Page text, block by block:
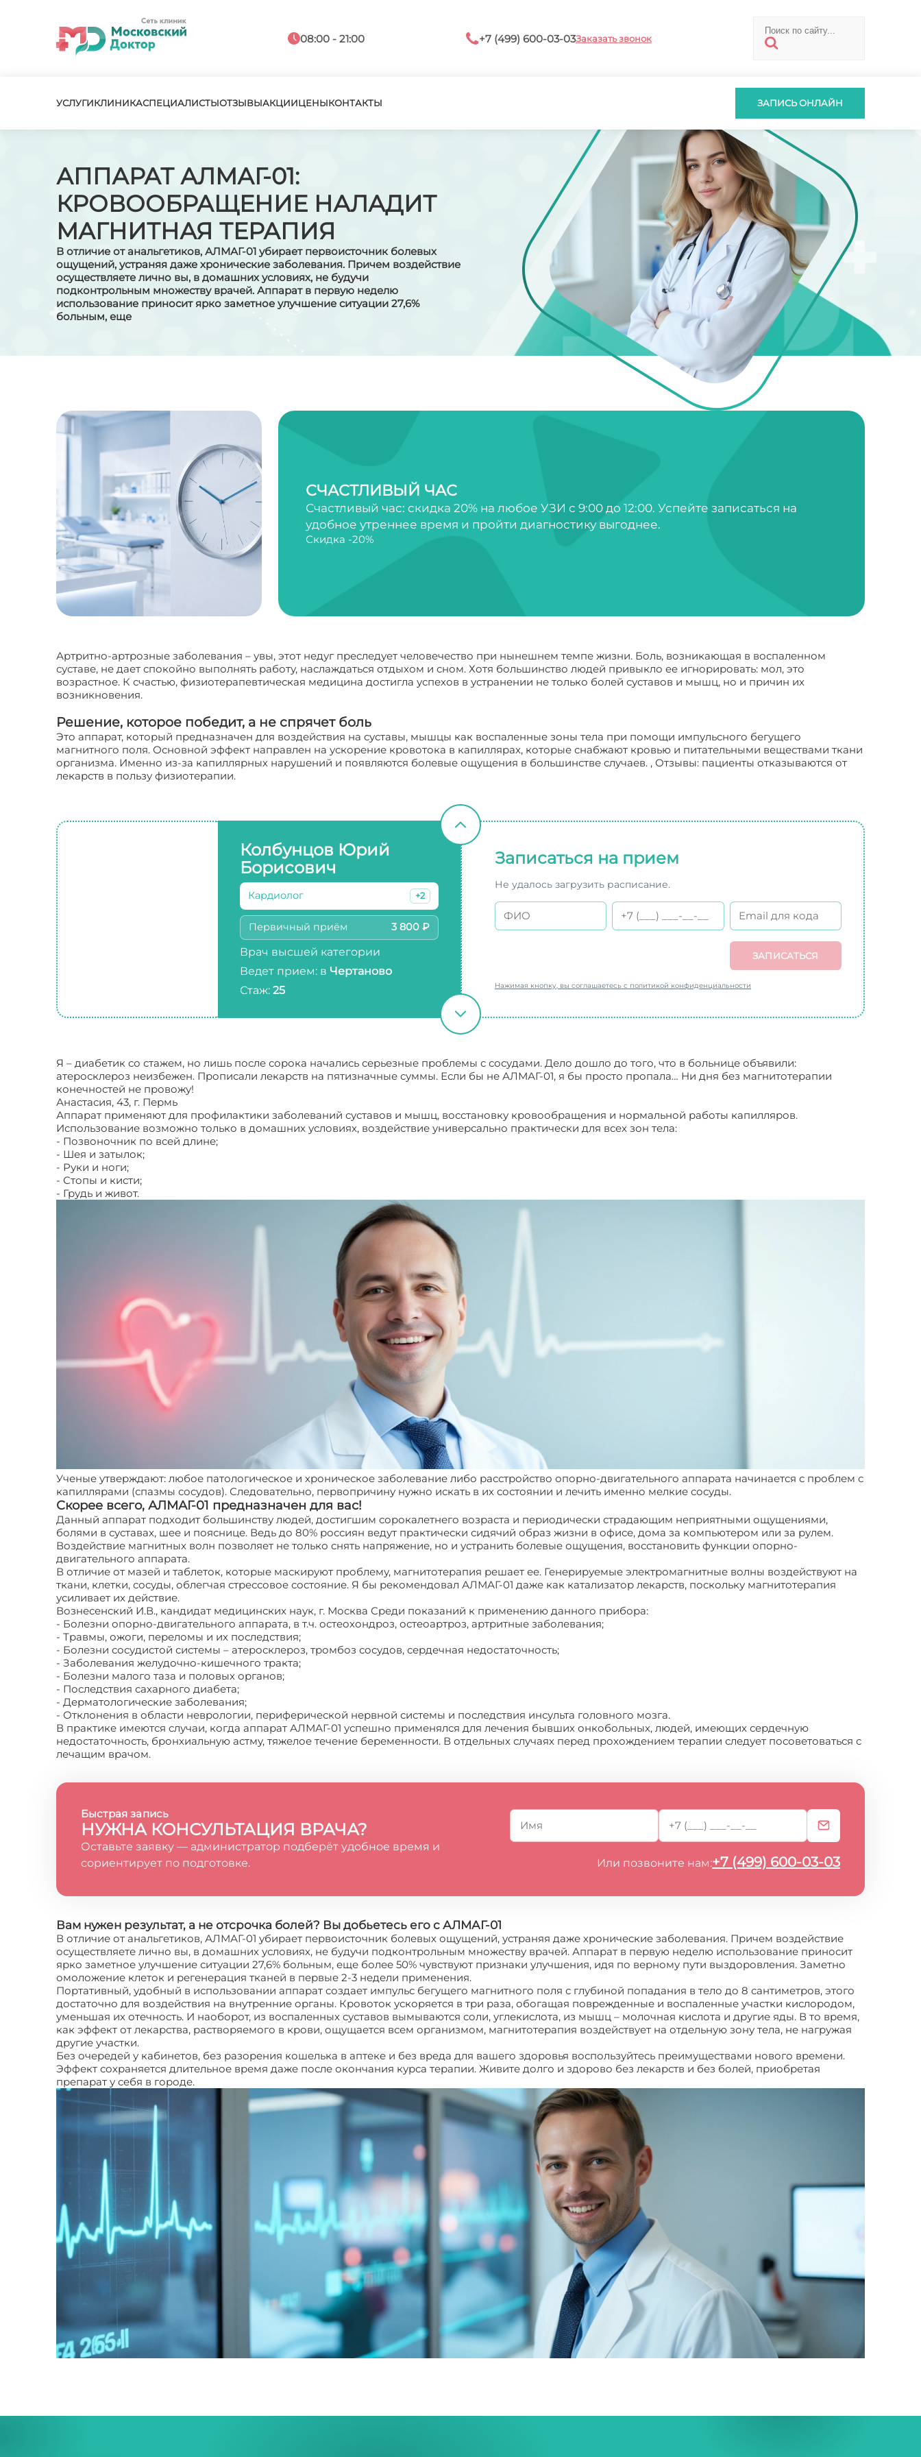
08:00 - 21:00 +7 (499) 600-03-03Заказать звонок
УСЛУГИКЛИНИКАСПЕЦИАЛИСТЫОТЗЫВЫАКЦИИЦЕНЫКОНТАКТЫ ЗАПИСЬ ОНЛАЙН
АППАРАТ АЛМАГ-01:
КРОВООБРАЩЕНИЕ НАЛАДИТ
МАГНИТНАЯ ТЕРАПИЯ
В отличие от анальгетиков, АЛМАГ-01 убирает первоисточник болевых
ощущений, устраняя даже хронические заболевания. Причем воздействие
осуществляете лично вы, в домашних условиях, не будучи
подконтрольным множеству врачей. Аппарат в первую неделю
использование приносит ярко заметное улучшение ситуации 27,6%
больным, еще
СЧАСТЛИВЫЙ ЧАС
Счастливый час: скидка 20% на любое УЗИ с 9:00 до 12:00. Успейте записаться на
удобное утреннее время и пройти диагностику выгоднее.
Скидка -20%
Артритно-артрозные заболевания – увы, этот недуг преследует человечество при нынешнем темпе жизни. Боль, возникающая в воспаленном
суставе, не дает спокойно выполнять работу, наслаждаться отдыхом и сном. Хотя большинство людей привыкло ее игнорировать: мол, это
возрастное. К счастью, физиотерапевтическая медицина достигла успехов в устранении не только болей суставов и мышц, но и причин их
возникновения.
Решение, которое победит, а не спрячет боль
Это аппарат, который предназначен для воздействия на суставы, мышцы как воспаленные зоны тела при помощи импульсного бегущего
магнитного поля. Основной эффект направлен на ускорение кровотока в капиллярах, которые снабжают кровью и питательными веществами ткани
организма. Именно из-за капиллярных нарушений и появляются болевые ощущения в большинстве случаев. , Отзывы: пациенты отказываются от
лекарств в пользу физиотерапии.
Колбунцов Юрий
Борисович
Кардиолог +2
Первичный приём 3 800 ₽
Врач высшей категории
Ведет прием: в Чертаново
Стаж: 25
Записаться на прием
Не удалось загрузить расписание.
ЗАПИСАТЬСЯ
Нажимая кнопку, вы соглашаетесь с политикой конфиденциальности
Я – диабетик со стажем, но лишь после сорока начались серьезные проблемы с сосудами. Дело дошло до того, что в больнице объявили:
атеросклероз неизбежен. Прописали лекарств на пятизначные суммы. Если бы не АЛМАГ-01, я бы просто пропала… Ни дня без магнитотерапии
конечностей не провожу!
Анастасия, 43, г. Пермь
Аппарат применяют для профилактики заболеваний суставов и мышц, восстановку кровообращения и нормальной работы капилляров.
Использование возможно только в домашних условиях, воздействие универсально практически для всех зон тела:
- Позвоночник по всей длине;
- Шея и затылок;
- Руки и ноги;
- Стопы и кисти;
- Грудь и живот.
Ученые утверждают: любое патологическое и хроническое заболевание либо расстройство опорно-двигательного аппарата начинается с проблем с
капиллярами (спазмы сосудов). Следовательно, первопричину нужно искать в их состоянии и лечить именно мелкие сосуды.
Скорее всего, АЛМАГ-01 предназначен для вас!
Данный аппарат подходит большинству людей, достигшим сорокалетнего возраста и периодически страдающим неприятными ощущениями,
болями в суставах, шее и пояснице. Ведь до 80% россиян ведут практически сидячий образ жизни в офисе, дома за компьютером или за рулем.
Воздействие магнитных волн позволяет не только снять напряжение, но и устранить болевые ощущения, восстановить функции опорно-
двигательного аппарата.
В отличие от мазей и таблеток, которые маскируют проблему, магнитотерапия решает ее. Генерируемые электромагнитные волны воздействуют на
ткани, клетки, сосуды, облегчая стрессовое состояние. Я бы рекомендовал АЛМАГ-01 даже как катализатор лекарств, поскольку магнитотерапия
усиливает их действие.
Вознесенский И.В., кандидат медицинских наук, г. Москва Среди показаний к применению данного прибора:
- Болезни опорно-двигательного аппарата, в т.ч. остеохондроз, остеоартроз, артритные заболевания;
- Травмы, ожоги, переломы и их последствия;
- Болезни сосудистой системы – атеросклероз, тромбоз сосудов, сердечная недостаточность;
- Заболевания желудочно-кишечного тракта;
- Болезни малого таза и половых органов;
- Последствия сахарного диабета;
- Дерматологические заболевания;
- Отклонения в области неврологии, периферической нервной системы и последствия инсульта головного мозга.
В практике имеются случаи, когда аппарат АЛМАГ-01 успешно применялся для лечения бывших онкобольных, людей, имеющих сердечную
недостаточность, бронхиальную астму, тяжелое течение беременности. В отдельных случаях перед прохождением терапии следует посоветоваться с
лечащим врачом.
Быстрая запись
НУЖНА КОНСУЛЬТАЦИЯ ВРАЧА?
Оставьте заявку — администратор подберёт удобное время и
сориентирует по подготовке.
Или позвоните нам:+7 (499) 600-03-03
Вам нужен результат, а не отсрочка болей? Вы добьетесь его с АЛМАГ-01
В отличие от анальгетиков, АЛМАГ-01 убирает первоисточник болевых ощущений, устраняя даже хронические заболевания. Причем воздействие
осуществляете лично вы, в домашних условиях, не будучи подконтрольным множеству врачей. Аппарат в первую неделю использование приносит
ярко заметное улучшение ситуации 27,6% больным, еще более 50% чувствуют признаки улучшения, идя по верному пути выздоровления. Заметно
омоложение клеток и регенерация тканей в первые 2-3 недели применения.
Портативный, удобный в использовании аппарат создает импульс бегущего магнитного поля с глубиной попадания в тело до 8 сантиметров, этого
достаточно для воздействия на внутренние органы. Кровоток ускоряется в три раза, обогащая поврежденные и воспаленные участки кислородом,
уменьшая их отечность. И наоборот, из воспаленных суставов вымываются соли, углекислота, из мышц – молочная кислота и другие яды. В то время,
как эффект от лекарства, растворяемого в крови, ощущается всем организмом, магнитотерапия воздействует на отдельную зону тела, не нагружая
другие участки.
Без очередей у кабинетов, без разорения кошелька в аптеке и без вреда для вашего здоровья воспользуйтесь преимуществами нового времени.
Эффект сохраняется длительное время даже после окончания курса терапии. Живите долго и здорово без лекарств и без болей, приобретая
препарат у себя в городе.